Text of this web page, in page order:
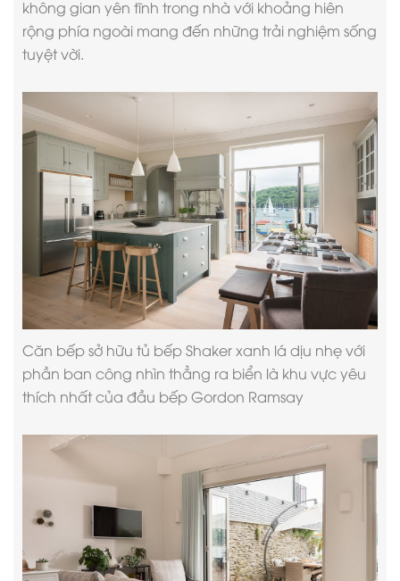
không gian yên tĩnh trong nhà với khoảng hiên
rộng phía ngoài mang đến những trải nghiệm sống
tuyệt vời.
Căn bếp sở hữu tủ bếp Shaker xanh lá dịu nhẹ với
phần ban công nhìn thẳng ra biển là khu vực yêu
thích nhất của đầu bếp Gordon Ramsay